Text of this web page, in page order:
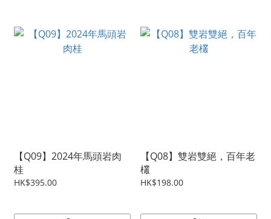
【Q09】2024年馬頭岩肉
桂
HK$395.00
【Q08】雙岩雙絕，百年老
欉
HK$198.00